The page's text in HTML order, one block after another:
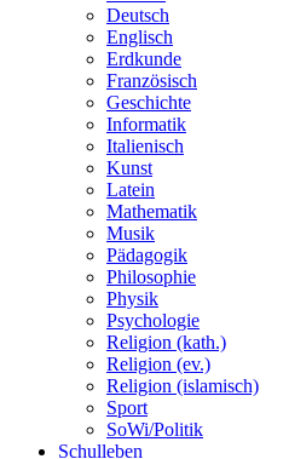
Deutsch
Englisch
Erdkunde
Französisch
Geschichte
Informatik
Italienisch
Kunst
Latein
Mathematik
Musik
Pädagogik
Philosophie
Physik
Psychologie
Religion (kath.)
Religion (ev.)
Religion (islamisch)
Sport
SoWi/Politik
Schulleben